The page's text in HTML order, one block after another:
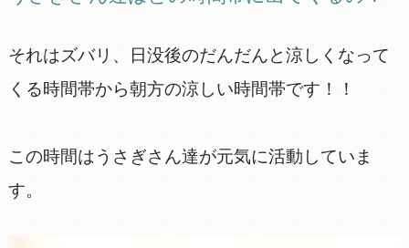
それはズバリ、日没後のだんだんと涼しくなって
くる時間帯から朝方の涼しい時間帯です！！
この時間はうさぎさん達が元気に活動していま
す。